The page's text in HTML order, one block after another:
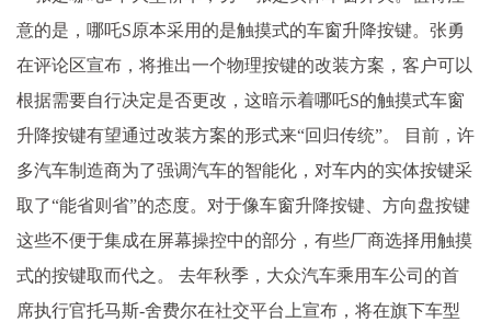
意的是，哪吒S原本采用的是触摸式的车窗升降按键。张勇
在评论区宣布，将推出一个物理按键的改装方案，客户可以
根据需要自行决定是否更改，这暗示着哪吒S的触摸式车窗
升降按键有望通过改装方案的形式来“回归传统”。 目前，许
多汽车制造商为了强调汽车的智能化，对车内的实体按键采
取了“能省则省”的态度。对于像车窗升降按键、方向盘按键
这些不便于集成在屏幕操控中的部分，有些厂商选择用触摸
式的按键取而代之。 去年秋季，大众汽车乘用车公司的首
席执行官托马斯-舍费尔在社交平台上宣布，将在旗下车型